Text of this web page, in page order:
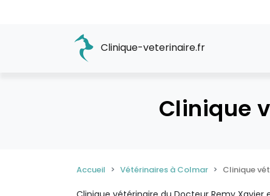
Clinique-veterinaire.fr
Clinique
Accueil Vétérinaires à Colmar Clinique